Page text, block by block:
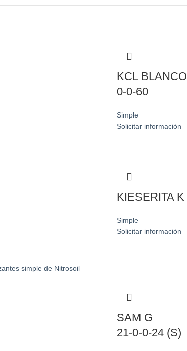
KCL BLANCO
0-0-60
Simple
Solicitar información
KIESERITA K
Simple
Solicitar información
SAM G
21-0-0-24 (S)